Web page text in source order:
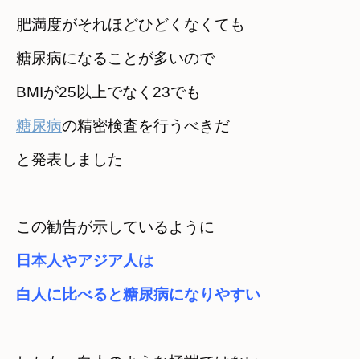
肥満度がそれほどひどくなくても
糖尿病になることが多いので
糖尿病の精密検査を行うべきだ
と発表しました
この勧告が示しているように
日本人やアジア人は